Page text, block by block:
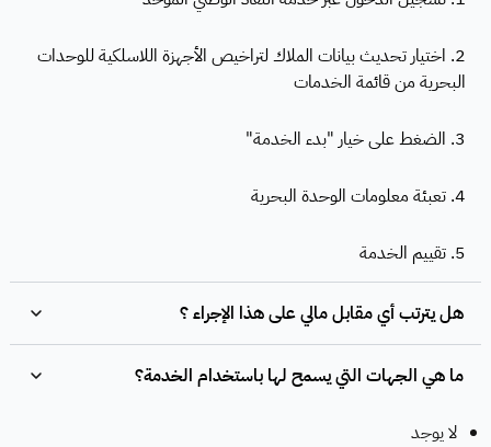
2. اختيار تحديث بيانات الملاك لتراخيص الأجهزة اللاسلكية للوحدات
البحرية من قائمة الخدمات
3. الضغط على خيار "بدء الخدمة"
4. تعبئة معلومات الوحدة البحرية
5. تقييم الخدمة
هل يترتب أي مقابل مالي على هذا الإجراء ؟
ما هي الجهات التي يسمح لها باستخدام الخدمة؟
لا يوجد